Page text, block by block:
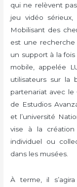
qui ne relèvent
jeu vidéo
Mobilisant des
est une
un support à la
mobile, appelée
utilisateurs sur la
partenariat avec le
de Estudios
et l’université
vise à la création
individuel ou
dans les musées.
À terme, il